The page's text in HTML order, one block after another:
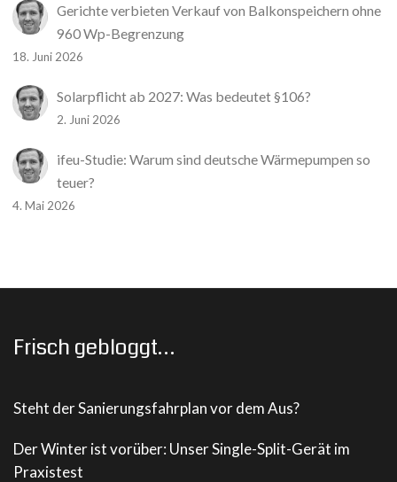
Gerichte verbieten Verkauf von Balkonspeichern ohne
960 Wp-Begrenzung
18. Juni 2026
Solarpflicht ab 2027: Was bedeutet §106?
2. Juni 2026
ifeu-Studie: Warum sind deutsche Wärmepumpen so
teuer?
4. Mai 2026
Frisch gebloggt…
Steht der Sanierungsfahrplan vor dem Aus?
Der Winter ist vorüber: Unser Single-Split-Gerät im
Praxistest